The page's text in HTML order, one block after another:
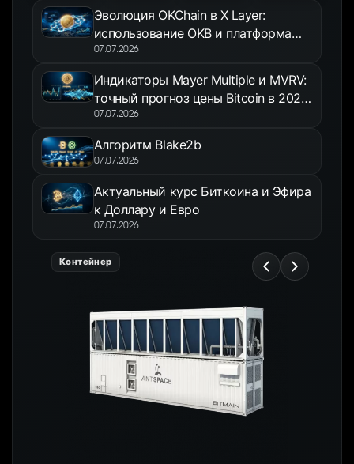
Эволюция OKChain в X Layer:
использование OKB и платформа
OKX Jumpstart в 2026 году
07.07.2026
Индикаторы Mayer Multiple и MVRV:
точный прогноз цены Bitcoin в 2026
году
07.07.2026
Алгоритм Blake2b
07.07.2026
Актуальный курс Биткоина и Эфира
к Доллару и Евро
07.07.2026
Контейнер